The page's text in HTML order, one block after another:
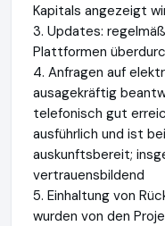
Kapitals angezeigt
3. Updates:
Plattformen
4. Anfragen auf
ausagekräftig
telefonisch gut
ausführlich und ist
auskunftsbereit;
vertrauensbildend
5. Einhaltung von
wurden von den